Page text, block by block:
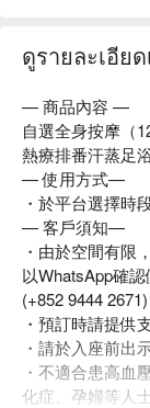
ดูรายละเอีย
— 商品內容 —
自選全身按摩（
熱療排番汗蒸足
— 使用方式—
・於平台選擇時
— 客戶須知—
・由於空間有限
以WhatsApp確
(+852 9444
・預訂時請提供
・請於入座前出
・不適合患高血
化症、孕婦等人士